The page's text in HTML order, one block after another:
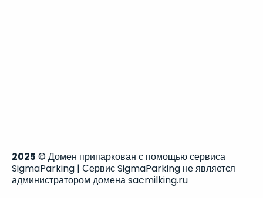
2025 © Домен припаркован с помощью сервиса
SigmaParking | Сервис SigmaParking не является
администратором домена sacmilking.ru